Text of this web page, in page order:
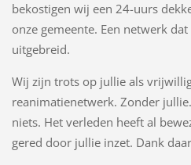
bekostigen wij een 24-uurs
onze gemeente. Een netwerk
uitgebreid.
Wij zijn trots op jullie als
reanimatienetwerk. Zonder
niets. Het verleden heeft al
gered door jullie inzet. Dank